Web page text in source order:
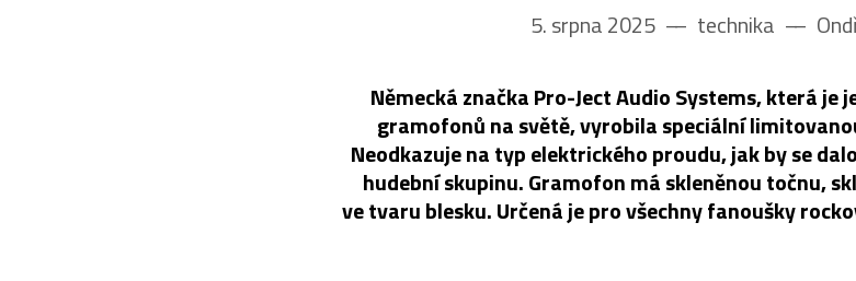
5. srpna 2025 –– technika ––
Německá značka Pro-Ject Audio Systems, která je
gramofonů na světě, vyrobila speciální
Neodkazuje na typ elektrického proudu, jak by se
hudební skupinu. Gramofon má skleněnou točnu,
ve tvaru blesku. Určená je pro všechny fanoušky